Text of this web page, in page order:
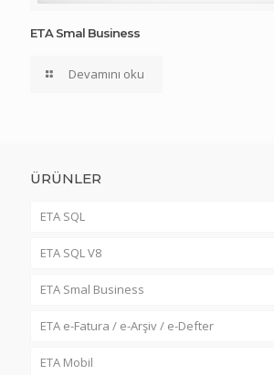
ETA Smal Business
Devamını oku
ÜRÜNLER
ETA SQL
ETA SQL V8
ETA Smal Business
ETA e-Fatura / e-Arşiv / e-Defter
ETA Mobil